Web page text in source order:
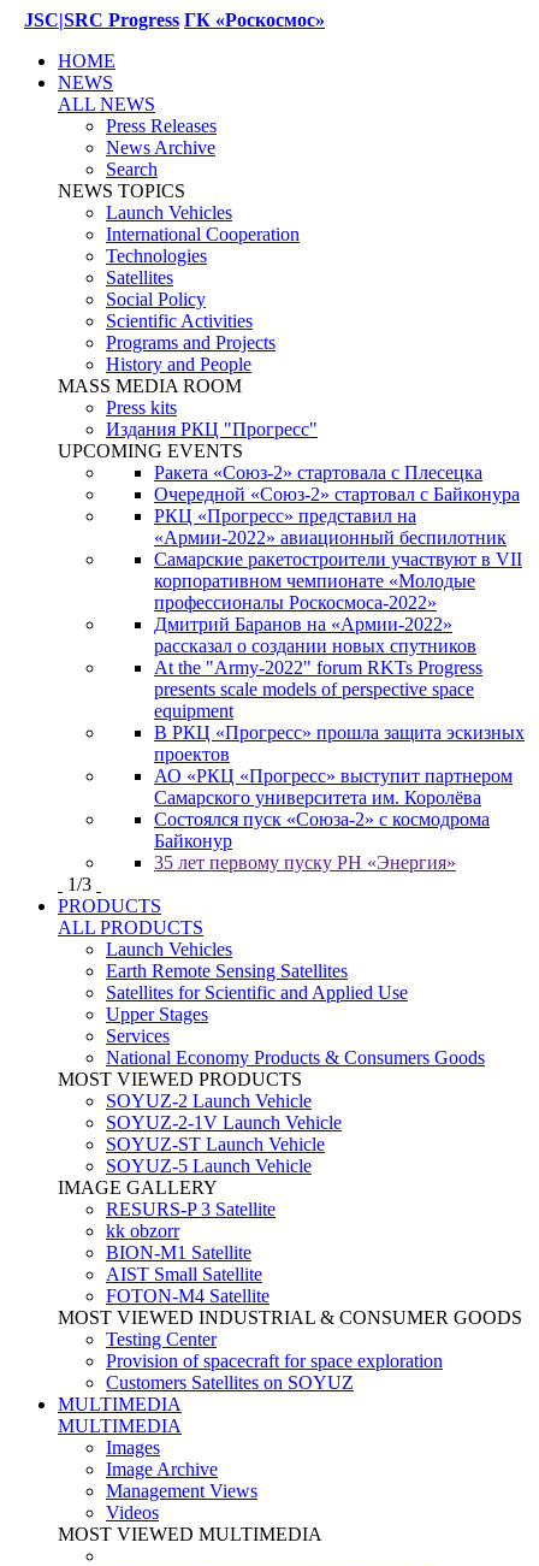
JSC|SRC Progress ГК «Роскосмос»
HOME
NEWS
ALL NEWS
Press Releases
News Archive
Search
NEWS TOPICS
Launch Vehicles
International Cooperation
Technologies
Satellites
Social Policy
Scientific Activities
Programs and Projects
History and People
MASS MEDIA ROOM
Press kits
Издания РКЦ "Прогресс"
UPCOMING EVENTS
Ракета «Союз-2» стартовала с Плесецка
Очередной «Союз-2» стартовал с Байконура
РКЦ «Прогресс» представил на
«Армии-2022» авиационный беспилотник
Самарские ракетостроители участвуют в VII
корпоративном чемпионате «Молодые
профессионалы Роскосмоса-2022»
Дмитрий Баранов на «Армии-2022»
рассказал о создании новых спутников
At the "Army-2022" forum RKTs Progress
presents scale models of perspective space
equipment
В РКЦ «Прогресс» прошла защита эскизных
проектов
АО «РКЦ «Прогресс» выступит партнером
Самарского университета им. Королёва
Состоялся пуск «Союза-2» с космодрома
Байконур
35 лет первому пуску РН «Энергия»
1/3
PRODUCTS
ALL PRODUCTS
Launch Vehicles
Earth Remote Sensing Satellites
Satellites for Scientific and Applied Use
Upper Stages
Services
National Economy Products & Consumers Goods
MOST VIEWED PRODUCTS
SOYUZ-2 Launch Vehicle
SOYUZ-2-1V Launch Vehicle
SOYUZ-ST Launch Vehicle
SOYUZ-5 Launch Vehicle
IMAGE GALLERY
RESURS-P 3 Satellite
kk obzorr
BION-M1 Satellite
AIST Small Satellite
FOTON-M4 Satellite
MOST VIEWED INDUSTRIAL & CONSUMER GOODS
Testing Center
Provision of spacecraft for space exploration
Customers Satellites on SOYUZ
MULTIMEDIA
MULTIMEDIA
Images
Image Archive
Management Views
Videos
MOST VIEWED MULTIMEDIA